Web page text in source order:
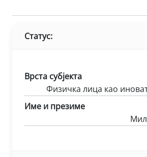
Статус:
Врста субјекта
Физичка лица као
Име и презиме